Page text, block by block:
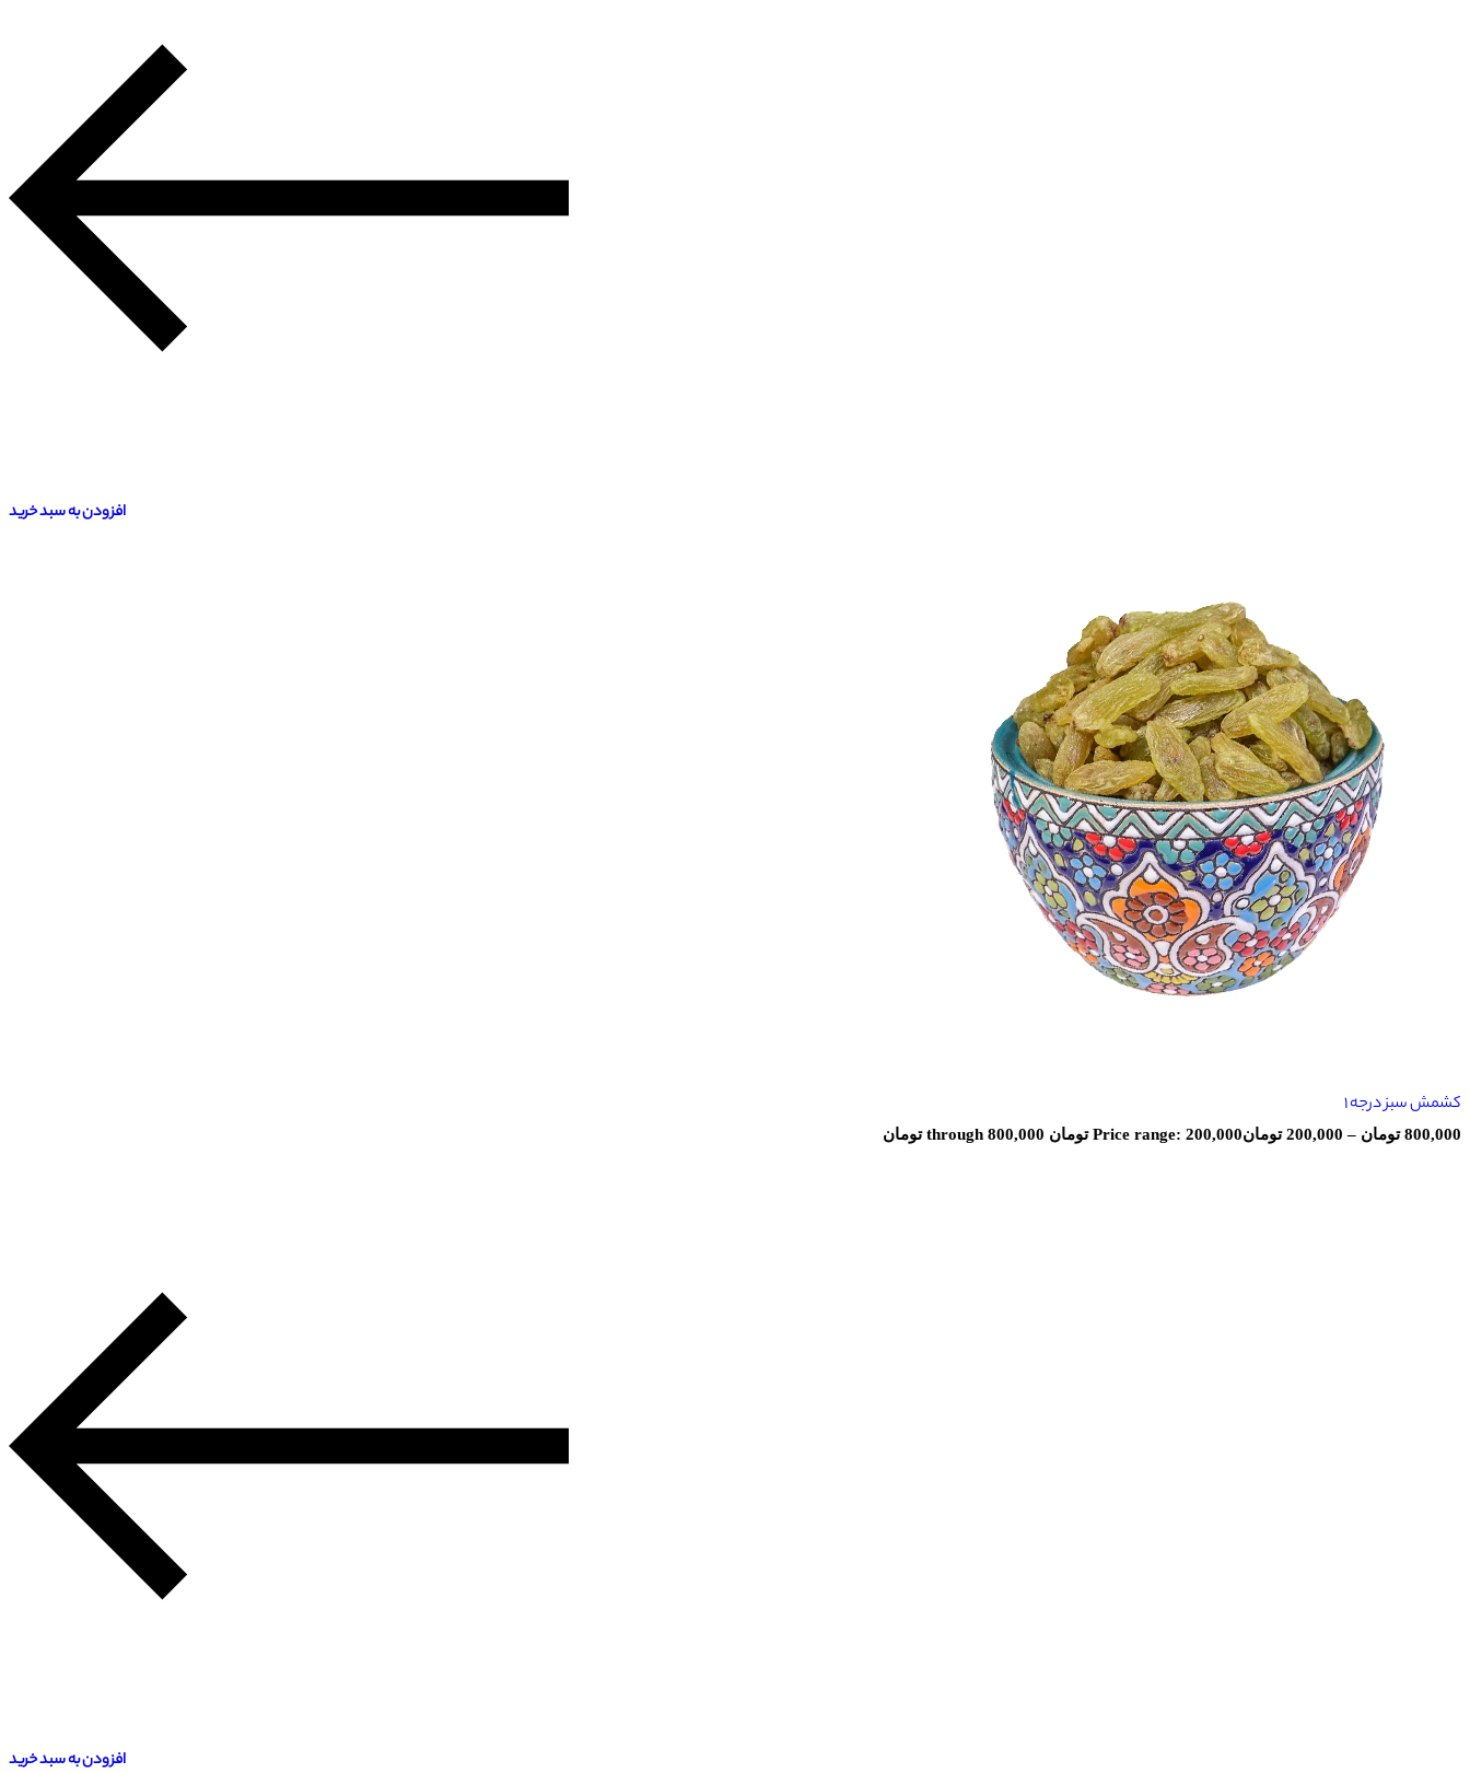
افزودن به سبد خرید
کشمش سبز درجه 1
800,000 تومان –
200,000 تومانPrice range: 200,000 تومان through 800,000 تومان
افزودن به سبد خرید